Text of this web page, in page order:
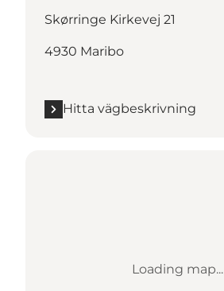
Skørringe Kirkevej 21
4930 Maribo
Hitta vägbeskrivning
Loading map...